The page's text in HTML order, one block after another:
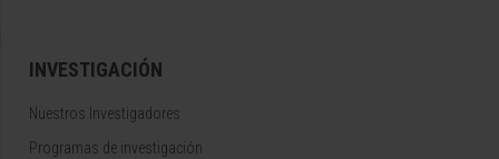
INVESTIGACIÓN
Nuestros Investigadores
Programas de investigación